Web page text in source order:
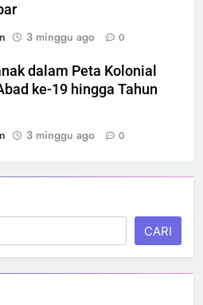
3 minggu ago 0
dalam Peta Kolonial
ke-19 hingga Tahun
3 minggu ago 0
CARI